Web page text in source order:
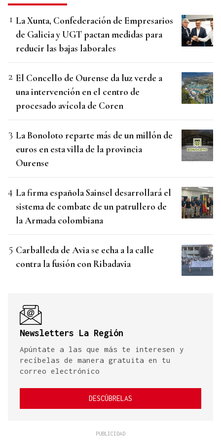
La Xunta, Confederación de Empresarios
de Galicia y UGT pactan medidas para
reducir las bajas laborales
El Concello de Ourense da luz verde a
una intervención en el centro de
procesado avícola de Coren
La Bonoloto reparte más de un millón de
euros en esta villa de la provincia
Ourense
La firma española Sainsel desarrollará el
sistema de combate de un patrullero de
la Armada colombiana
Carballeda de Avia se echa a la calle
contra la fusión con Ribadavia
Newsletters La Región
Apúntate a las que más te interesen y
recíbelas de manera gratuita en tu
correo electrónico
DESCÚBRELAS